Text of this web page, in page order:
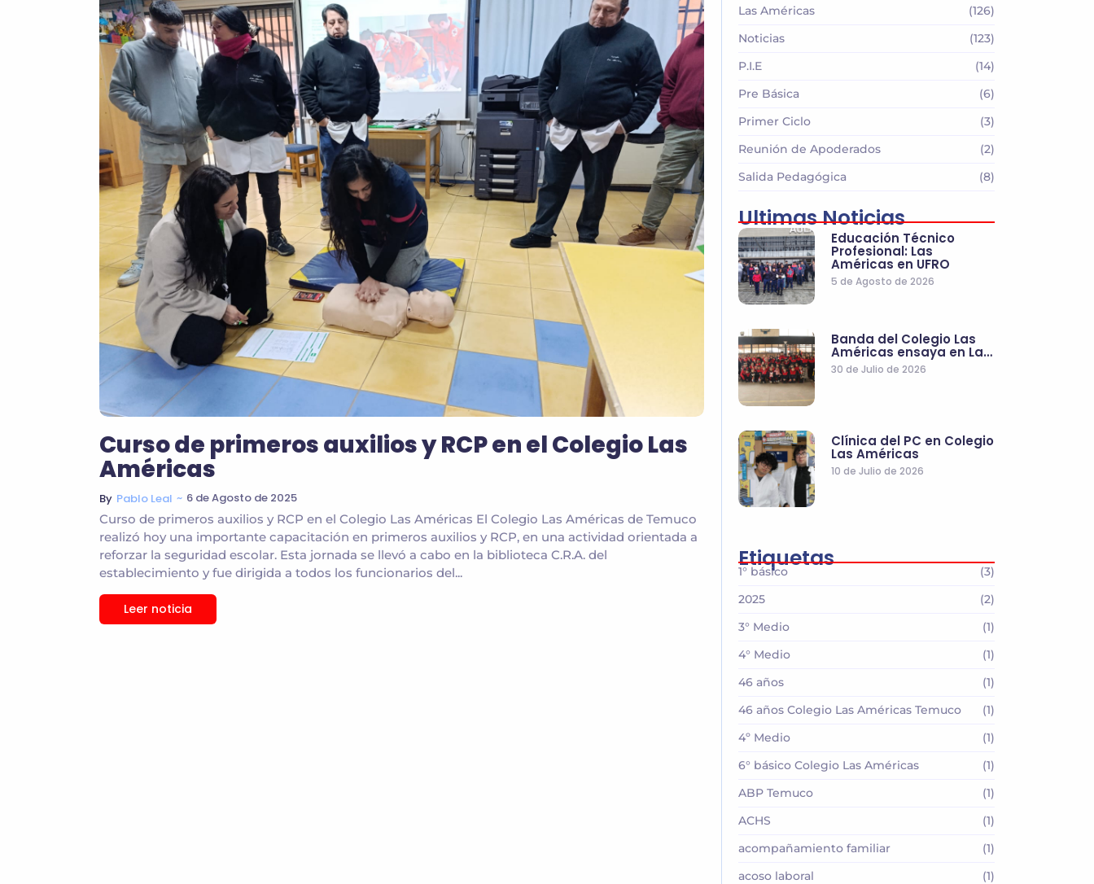
Curso de primeros auxilios y RCP en el Colegio Las
Américas
By Pablo Leal ~ 6 de Agosto de 2025
Curso de primeros auxilios y RCP en el Colegio Las Américas El Colegio Las Américas de Temuco
realizó hoy una importante capacitación en primeros auxilios y RCP, en una actividad orientada a
reforzar la seguridad escolar. Esta jornada se llevó a cabo en la biblioteca C.R.A. del
establecimiento y fue dirigida a todos los funcionarios del...
Leer noticia
Las Américas
(126)
Noticias
(123)
P.I.E
(14)
Pre Básica
(6)
Primer Ciclo
(3)
Reunión de Apoderados
(2)
Salida Pedagógica
(8)
Ultimas Noticias
Educación Técnico
Profesional: Las
Américas en UFRO
5 de Agosto de 2026
Banda del Colegio Las
Américas ensaya en La…
30 de Julio de 2026
Clínica del PC en Colegio
Las Américas
10 de Julio de 2026
Etiquetas
1° básico
(3)
2025
(2)
3° Medio
(1)
4° Medio
(1)
46 años
(1)
46 años Colegio Las Américas Temuco
(1)
4º Medio
(1)
6° básico Colegio Las Américas
(1)
ABP Temuco
(1)
ACHS
(1)
acompañamiento familiar
(1)
acoso laboral
(1)